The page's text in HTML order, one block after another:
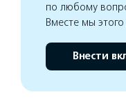
по любому
Вместе мы
Внести